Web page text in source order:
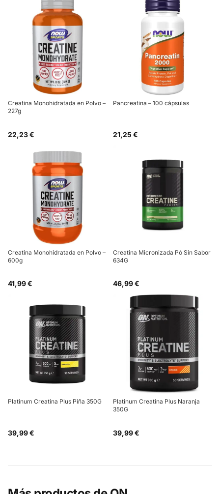
Creatina Monohidratada en Polvo –
227g
22,23 €
Pancreatina – 100 cápsulas
21,25 €
Creatina Monohidratada en Polvo –
600g
41,99 €
Creatina Micronizada Pó Sin Sabor
634G
46,99 €
Platinum Creatina Plus Piña 350G
39,99 €
Platinum Creatina Plus Naranja
350G
39,99 €